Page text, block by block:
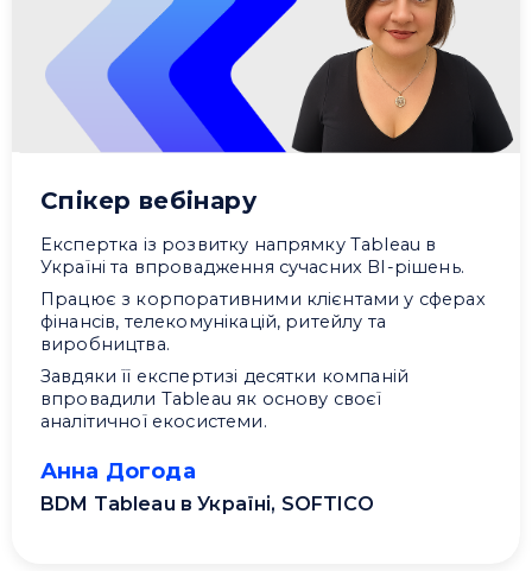
Спікер вебінару
Експертка із розвитку напрямку Tableau в
Україні та впровадження сучасних BI-рішень.
Працює з корпоративними клієнтами у сферах
фінансів, телекомунікацій, ритейлу та
виробництва.
Завдяки її експертизі десятки компаній
впровадили Tableau як основу своєї
аналітичної екосистеми.
Анна Догода
BDM Tableau в Україні, SOFTICO